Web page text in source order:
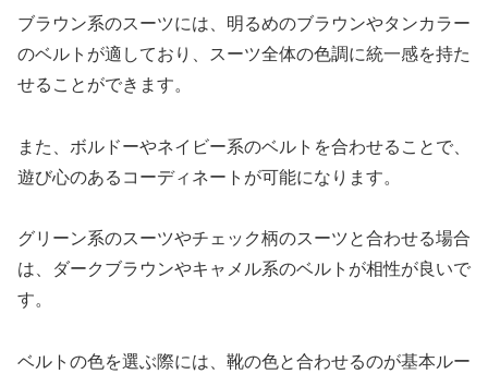
ブラウン系のスーツには、明るめのブラウンやタンカラー
のベルトが適しており、スーツ全体の色調に統一感を持た
せることができます。
また、ボルドーやネイビー系のベルトを合わせることで、
遊び心のあるコーディネートが可能になります。
グリーン系のスーツやチェック柄のスーツと合わせる場合
は、ダークブラウンやキャメル系のベルトが相性が良いで
す。
ベルトの色を選ぶ際には、靴の色と合わせるのが基本ルー